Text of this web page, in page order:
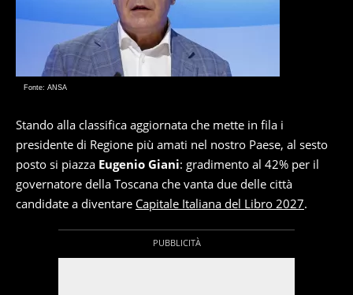
Fonte: ANSA
Stando alla classifica aggiornata che mette in fila i
presidente di Regione più amati nel nostro Paese, al sesto
posto si piazza Eugenio Giani: gradimento al 42% per il
governatore della Toscana che vanta due delle città
candidate a diventare Capitale Italiana del Libro 2027.